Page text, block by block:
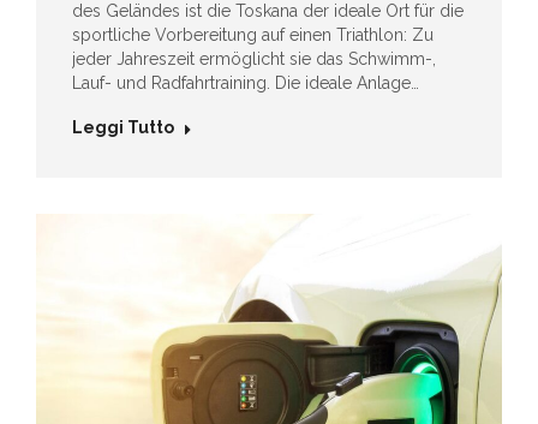
des Geländes ist die Toskana der ideale Ort für die
sportliche Vorbereitung auf einen Triathlon: Zu
jeder Jahreszeit ermöglicht sie das Schwimm-,
Lauf- und Radfahrtraining. Die ideale Anlage…
Leggi Tutto